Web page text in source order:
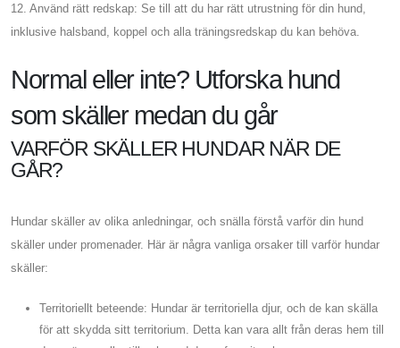
12. Använd rätt redskap: Se till att du har rätt utrustning för din hund,
inklusive halsband, koppel och alla träningsredskap du kan behöva.
Normal eller inte? Utforska hund
som skäller medan du går
VARFÖR SKÄLLER HUNDAR NÄR DE
GÅR?
Hundar skäller av olika anledningar, och snälla förstå varför din hund
skäller under promenader. Här är några vanliga orsaker till varför hundar
skäller:
Territoriellt beteende: Hundar är territoriella djur, och de kan skälla
för att skydda sitt territorium. Detta kan vara allt från deras hem till